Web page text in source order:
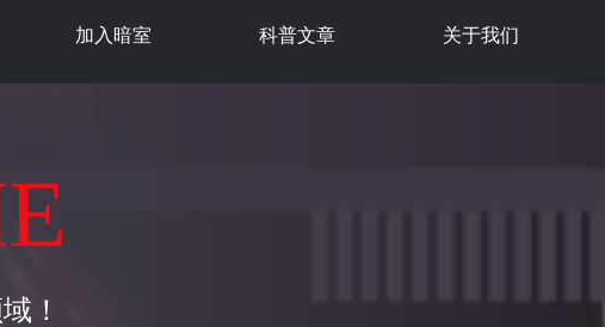
加入暗室 科普文章 关于我们
！